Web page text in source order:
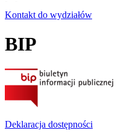
Kontakt do wydziałów
BIP
Deklaracja dostępności